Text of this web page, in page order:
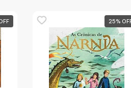
25%